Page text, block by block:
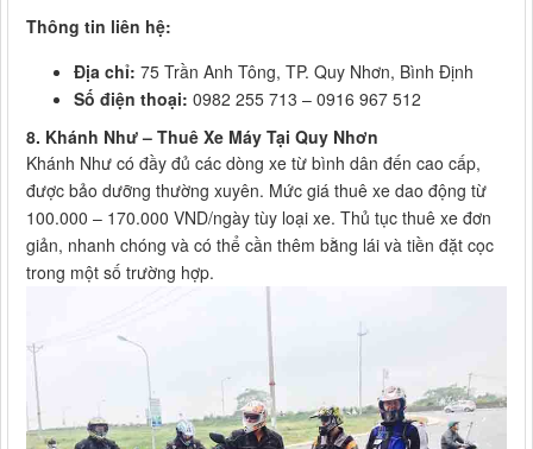
Thông tin liên hệ:
Địa chỉ: 75 Trần Anh Tông, TP. Quy Nhơn, Bình Định
Số điện thoại: 0982 255 713 – 0916 967 512
8. Khánh Như – Thuê Xe Máy Tại Quy Nhơn
Khánh Như có đầy đủ các dòng xe từ bình dân đến cao cấp,
được bảo dưỡng thường xuyên. Mức giá thuê xe dao động từ
100.000 – 170.000 VND/ngày tùy loại xe. Thủ tục thuê xe đơn
giản, nhanh chóng và có thể cần thêm bằng lái và tiền đặt cọc
trong một số trường hợp.